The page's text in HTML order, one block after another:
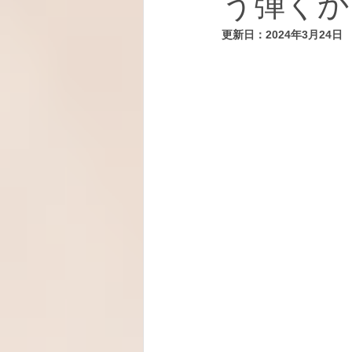
更新日： 2024年3月24日